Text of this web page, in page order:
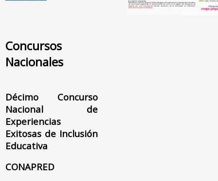
Concursos
Nacionales
Décimo Concurso
Nacional de
Experiencias
Exitosas de Inclusión
Educativa
CONAPRED